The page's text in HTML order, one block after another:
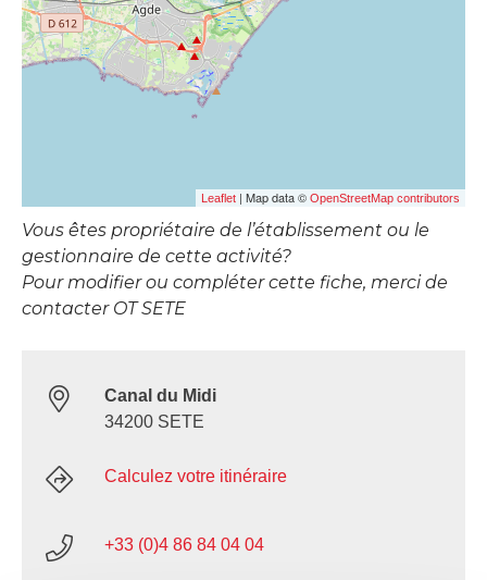
Leaflet | Map data © OpenStreetMap contributors
Vous êtes propriétaire de l’établissement ou le
gestionnaire de cette activité?
Pour modifier ou compléter cette fiche, merci de
contacter OT SETE
Canal du Midi
34200 SETE
Calculez votre itinéraire
+33 (0)4 86 84 04 04